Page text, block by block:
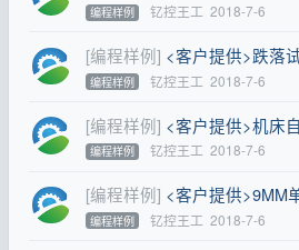
编程样例 钇控王工 2018-7-6
[编程样例] <客户提供>跌落
编程样例 钇控王工 2018-7-6
[编程样例] <客户提供>机床
编程样例 钇控王工 2018-7-6
[编程样例] <客户提供>9MM
编程样例 钇控王工 2018-7-6